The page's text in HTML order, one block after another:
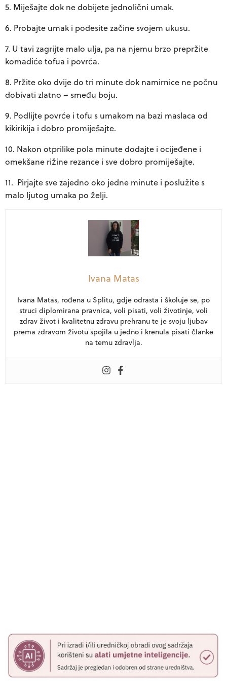
Miješajte dok ne dobijete jednolični umak.
Probajte umak i podesite začine svojem ukusu.
U tavi zagrijte malo ulja, pa na njemu brzo prepržite
komadiće tofua i povrća.
Pržite oko dvije do tri minute dok namirnice ne počnu
dobivati zlatno – smeđu boju.
Podlijte povrće i tofu s umakom na bazi maslaca od
kikirikija i dobro promiješajte.
Nakon otprilike pola minute dodajte i ocijeđene i
omekšane rižine rezance i sve dobro promiješajte.
Pirjajte sve zajedno oko jedne minute i poslužite s
malo ljutog umaka po želji.
Ivana Matas
Ivana Matas, rođena u Splitu, gdje odrasta i školuje se, po
struci diplomirana pravnica, voli pisati, voli životinje, voli
zdrav život i kvalitetnu zdravu prehranu te je svoju ljubav
prema zdravom životu spojila u jedno i krenula pisati članke
na temu zdravlja.